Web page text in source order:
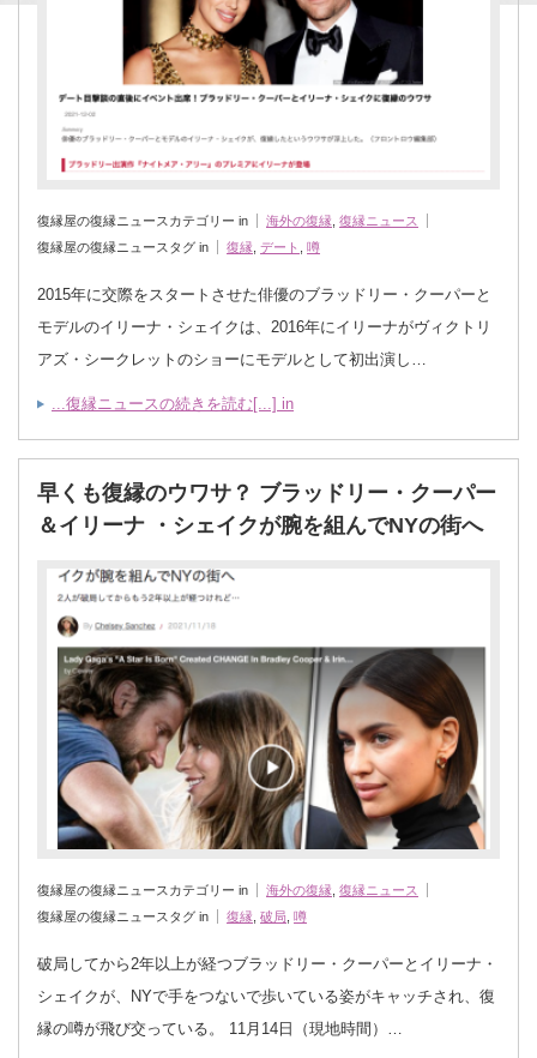
復縁屋の復縁ニュースカテゴリー in 海外の復縁 復縁ニュース
復縁屋の復縁ニュースタグ in
復縁 デート 噂
2015年に交際をスタートさせた俳優のブラッドリー・クーパーと
モデルのイリーナ・シェイクは、2016年にイリーナがヴィクトリ
アズ・シークレットのショーにモデルとして初出演し…
...復縁ニュースの続きを読む[...] in
早くも復縁のウワサ？ ブラッドリー・クーパー
＆イリーナ ・シェイクが腕を組んでNYの街へ
復縁屋の復縁ニュースカテゴリー in 海外の復縁 復縁ニュース
復縁屋の復縁ニュースタグ in
復縁 破局 噂
破局してから2年以上が経つブラッドリー・クーパーとイリーナ・
シェイクが、NYで手をつないで歩いている姿がキャッチされ、復
縁の噂が飛び交っている。 11月14日（現地時間）…